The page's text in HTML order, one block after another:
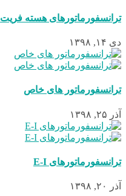
ترانسفورماتورهای هسته فریت
دی ۱۴, ۱۳۹۸
ترانسفورماتور های خاص
آذر ۲۵, ۱۳۹۸
ترانسفورماتورهای E-I
آذر ۲۰, ۱۳۹۸